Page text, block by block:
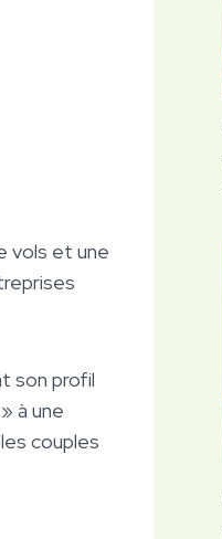
vols et une
son profil
à une
couples